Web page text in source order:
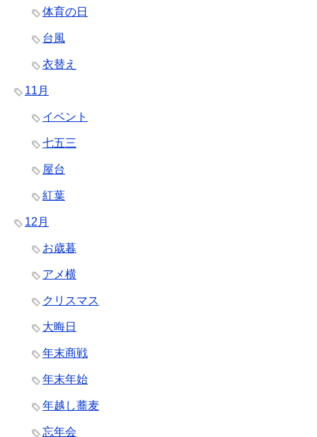
体育の日
台風
衣替え
11月
イベント
七五三
屋台
紅葉
12月
お歳暮
アメ横
クリスマス
大晦日
年末商戦
年末年始
年越し蕎麦
忘年会